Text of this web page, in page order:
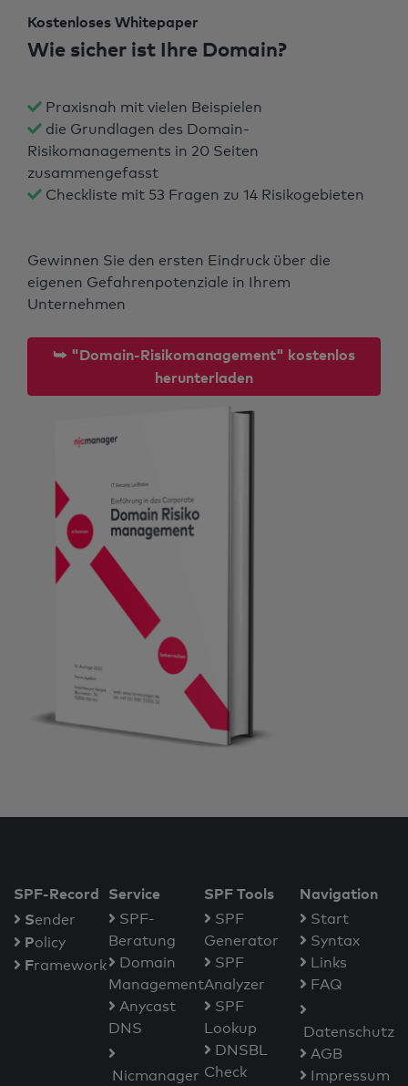
Kostenloses Whitepaper
Wie sicher ist Ihre Domain?
Praxisnah mit vielen Beispielen
die Grundlagen des Domain-
Risikomanagements in 20 Seiten
zusammengefasst
Checkliste mit 53 Fragen zu 14 Risikogebieten
Gewinnen Sie den ersten Eindruck über die
eigenen Gefahrenpotenziale in Ihrem
Unternehmen
⮩ "Domain-Risikomanagement" kostenlos
herunterladen
SPF-Record
Sender
Policy
Framework
Service
SPF-
Beratung
Domain
Management
Anycast
DNS
Nicmanager
SPF Tools
SPF
Generator
SPF
Analyzer
SPF
Lookup
DNSBL
Check
Navigation
Start
Syntax
Links
FAQ
Datenschutz
AGB
Impressum